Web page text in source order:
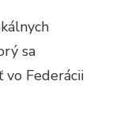
sa
vo Federácii